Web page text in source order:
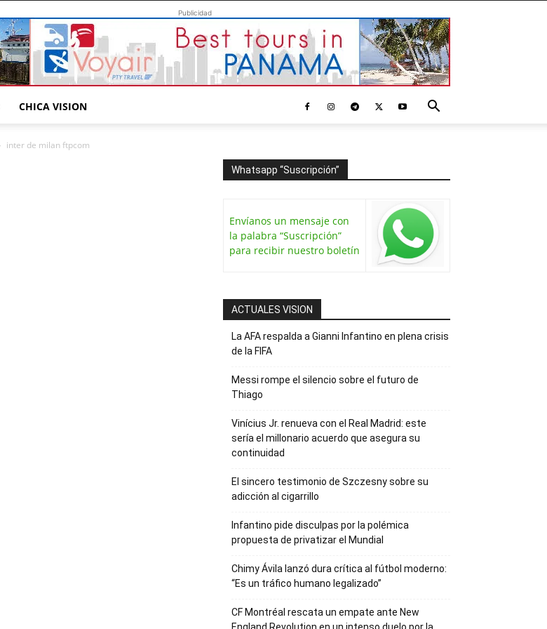
Publicidad
CHICA VISION
inter de milan ftpcom
Whatsapp “Suscripción”
Envíanos un mensaje con
la palabra “Suscripción”
para recibir nuestro boletín
ACTUALES VISION
La AFA respalda a Gianni Infantino en plena crisis
de la FIFA
Messi rompe el silencio sobre el futuro de
Thiago
Vinícius Jr. renueva con el Real Madrid: este
sería el millonario acuerdo que asegura su
continuidad
El sincero testimonio de Szczesny sobre su
adicción al cigarrillo
Infantino pide disculpas por la polémica
propuesta de privatizar el Mundial
Chimy Ávila lanzó dura crítica al fútbol moderno:
“Es un tráfico humano legalizado”
CF Montréal rescata un empate ante New